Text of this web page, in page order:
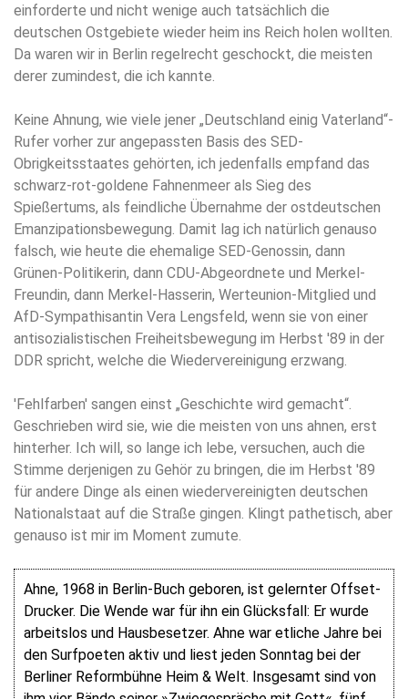
einforderte und nicht wenige auch tatsächlich die
deutschen Ostgebiete wieder heim ins Reich holen wollten.
Da waren wir in Berlin regelrecht geschockt, die meisten
derer zumindest, die ich kannte.
Keine Ahnung, wie viele jener „Deutschland einig Vaterland“-
Rufer vorher zur angepassten Basis des SED-
Obrigkeitsstaates gehörten, ich jedenfalls empfand das
schwarz-rot-goldene Fahnenmeer als Sieg des
Spießertums, als feindliche Übernahme der ostdeutschen
Emanzipationsbewegung. Damit lag ich natürlich genauso
falsch, wie heute die ehemalige SED-Genossin, dann
Grünen-Politikerin, dann CDU-Abgeordnete und Merkel-
Freundin, dann Merkel-Hasserin, Werteunion-Mitglied und
AfD-Sympathisantin Vera Lengsfeld, wenn sie von einer
antisozialistischen Freiheitsbewegung im Herbst '89 in der
DDR spricht, welche die Wiedervereinigung erzwang.
'Fehlfarben' sangen einst „Geschichte wird gemacht“.
Geschrieben wird sie, wie die meisten von uns ahnen, erst
hinterher. Ich will, so lange ich lebe, versuchen, auch die
Stimme derjenigen zu Gehör zu bringen, die im Herbst '89
für andere Dinge als einen wiedervereinigten deutschen
Nationalstaat auf die Straße gingen. Klingt pathetisch, aber
genauso ist mir im Moment zumute.
Ahne, 1968 in Berlin-Buch geboren, ist gelernter Offset-
Drucker. Die Wende war für ihn ein Glücksfall: Er wurde
arbeitslos und Hausbesetzer. Ahne war etliche Jahre bei
den Surfpoeten aktiv und liest jeden Sonntag bei der
Berliner Reformbühne Heim & Welt. Insgesamt sind von